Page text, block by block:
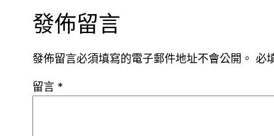
發佈留言
發佈留言必須填寫的電子郵件地址不會公開。 必
留言 *